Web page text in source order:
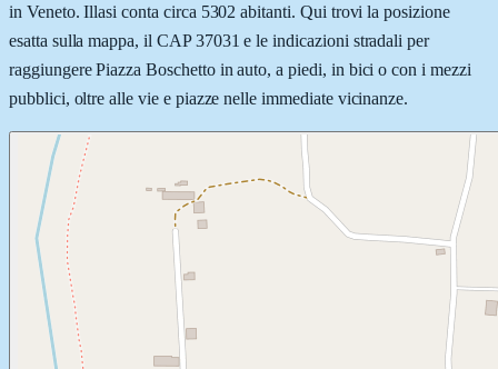
in Veneto. Illasi conta circa 5302 abitanti. Qui trovi la posizione
esatta sulla mappa, il CAP 37031 e le indicazioni stradali per
raggiungere Piazza Boschetto in auto, a piedi, in bici o con i mezzi
pubblici, oltre alle vie e piazze nelle immediate vicinanze.